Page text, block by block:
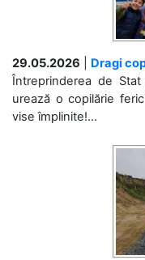
29.05.2026
Dragi
Întreprinderea de Stat
urează o copilărie
vise împlinite!...